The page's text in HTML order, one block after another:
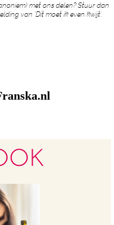
met ons delen? Stuur dan
van ‘Dit moet ik even kwijt’.